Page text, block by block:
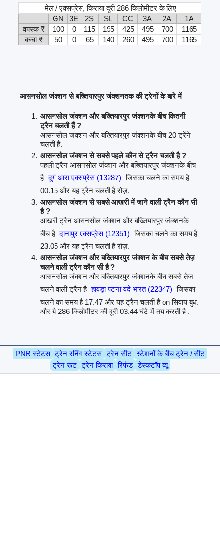
मेल / एक्सप्रेस, किराया दूरी 286 किलोमीटर के लिए
GN
3E 2S SL CC 3A 2A
1A
वयस्क ₹
100 0 115 195 425 495 700
1165
बच्चा ₹
50 0 65 140 260 495 700 1165
आसनसोल जंक्शन से बख्तियारपुर जंक्शनतक की ट्रेनों के बारे में
आसनसोल जंक्शन और बख्तियारपुर जंक्शनके बीच कितनी
ट्रैन चलती हैं ?
आसनसोल जंक्शन और बख्तियारपुर जंक्शनके बीच 20 ट्रेंने
चलती हैं.
आसनसोल जंक्शन से सबसे पहले कौन से ट्रैन चलती है ?
पहली ट्रैन आसनसोल जंक्शन और बख्तियारपुर जंक्शनके बीच
है दुर्ग आरा एक्सप्रेस (13287) जिसका चलने का समय है
00.15 और यह ट्रैन चलती है रोज़.
आसनसोल जंक्शन से सबसे आखरी में जाने वाली ट्रैन कौन सी
है ?
आखरी ट्रैन आसनसोल जंक्शन और बख्तियारपुर जंक्शनके
बीच है दानापुर एक्सप्रेस (12351) जिसका चलने का समय है
23.05 और यह ट्रैन चलती है रोज़.
आसनसोल जंक्शन और बख्तियारपुर जंक्शन के बीच सबसे तेज़
चलने वाली ट्रैन कौन सी है ?
आसनसोल जंक्शन और बख्तियारपुर जंक्शनके बीच सबसे तेज़
चलने वाली ट्रैन है हावड़ा पटना वंदे भारत (22347) जिसका
चलने का समय है 17.47 और यह ट्रैन चलती है on सिवाय बुध.
और ये 286 किलोमीटर की दूरी 03.44 घंटे में तय करती है .
PNR स्टेटस ट्रेन रनिंग स्टेटस ट्रेन सीट स्टेशनों के बीच ट्रेन / सीट
ट्रेन रूट ट्रेन किराया रिफंड डेस्कटॉप व्यू